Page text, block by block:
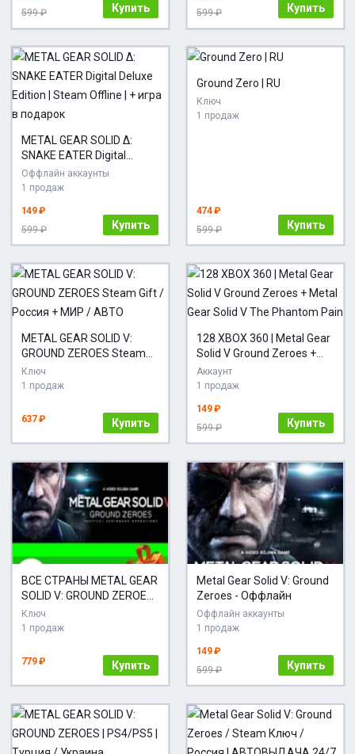
599 ₽
Купить
599 ₽
Купить
METAL GEAR SOLID Δ:
SNAKE EATER Digital
Deluxe Edition | Steam
Offline | + игра в подарок
Оффлайн аккаунты
1 продаж
149 ₽
599 ₽
Купить
Ground Zero | RU
Ключ
1 продаж
474 ₽
599 ₽
Купить
METAL GEAR SOLID V:
GROUND ZEROES Steam
Gift / Россия + МИР /
АВТО
Ключ
1 продаж
637 ₽ Купить
128 XBOX 360 | Metal Gear
Solid V Ground Zeroes +
Metal Gear Solid V The
Phantom Pain
Аккаунт
1 продаж
149 ₽
599 ₽
Купить
ВСЕ СТРАНЫ METAL GEAR
SOLID V: GROUND ZEROES
STEAM
Ключ
1 продаж
779 ₽ Купить
Metal Gear Solid V: Ground
Zeroes - Оффлайн
Оффлайн аккаунты
1 продаж
149 ₽
599 ₽
Купить